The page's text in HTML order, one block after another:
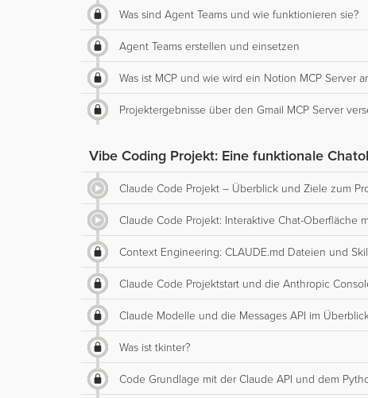
Was sind Agent Teams und wie funktionieren sie?
Agent Teams erstellen und einsetzen
Was ist MCP und wie wird ein Notion MCP Server
Projektergebnisse über den Gmail MCP Server
Vibe Coding Projekt: Eine funktionale
Claude Code Projekt – Überblick und Ziele zum
Claude Code Projekt: Interaktive Chat-Oberfläche
Context Engineering: CLAUDE.md Dateien und
Claude Code Projektstart und die Anthropic
Claude Modelle und die Messages API im
Was ist tkinter?
Code Grundlage mit der Claude API und dem